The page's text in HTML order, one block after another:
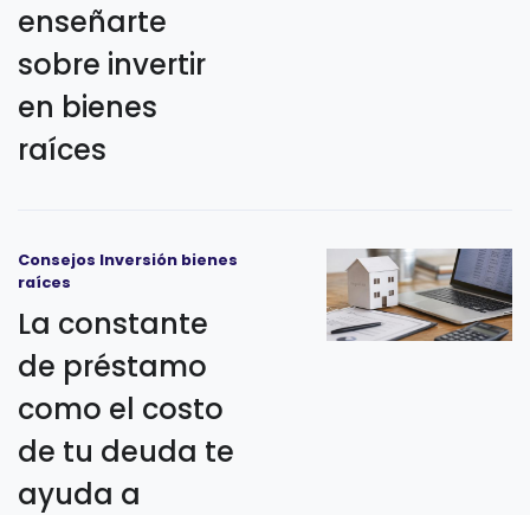
enseñarte
sobre invertir
en bienes
raíces
Consejos Inversión bienes
raíces
La constante
de préstamo
como el costo
de tu deuda te
ayuda a